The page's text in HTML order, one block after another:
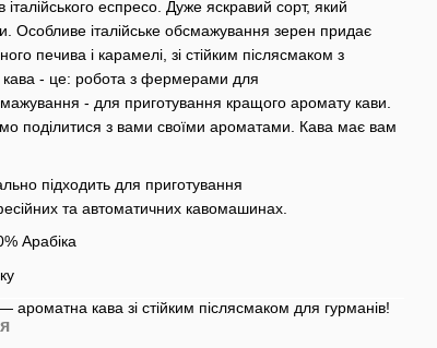
еспресо. Дуже яскравий сорт, який
Особливе італійське обсмажування зерен придає
печива і карамелі, зі стійким післясмаком з
- це: робота з фермерами для
- для приготування кращого аромату кави.
поділитися з вами своїми ароматами. Кава має вам
підходить для приготування
та автоматичних кавомашинах.
Арабіка
кава зі стійким післясмаком для гурманів!